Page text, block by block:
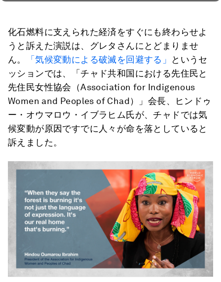
化石燃料に支えられた経済をすぐにも終わらせよ
うと訴えた演説は、グレタさんにとどまりませ
ん。
「気候変動による破滅を回避する」
というセ
ッションでは、「チャド共和国における先住民と
先住民女性協会（Association for Indigenous
Women and Peoples of Chad）」会長、ヒンドゥ
ー・オウマロウ・イブラヒム氏が、チャドでは気
候変動が原因ですでに人々が命を落としていると
訴えました。